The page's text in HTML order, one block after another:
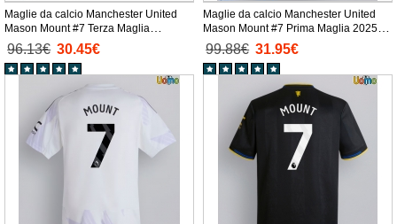
Maglie da calcio Manchester United
Mason Mount #7 Terza Maglia
Bambino 2025-26 Manica Corta +
Pantaloni corti)
96.13€ 30.45€
Maglie da calcio Manchester United
Mason Mount #7 Prima Maglia 2025-
26 Manica Corta
99.88€ 31.95€